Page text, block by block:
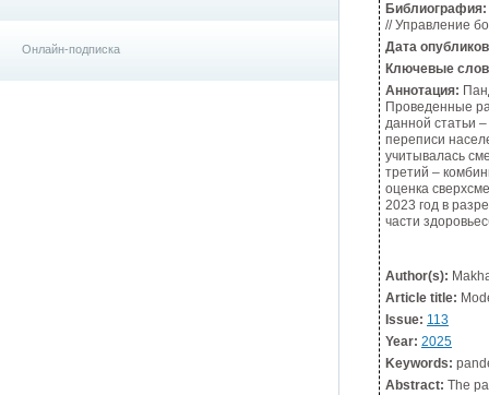
Онлайн-подписка
Библиография:
// Управление
Дата
Ключевые
Аннотация:
Проведенные
данной статьи
переписи
учитывалась
третий –
оценка
2023 год в
части
Author(s):
Article title:
Issue: 113
Year: 2025
Keywords:
Abstract: The